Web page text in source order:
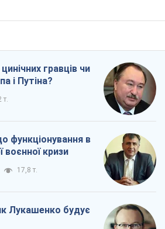
гравців чи
і Путіна?
т.
функціонування в
кризи
17,8 т.
Лукашенко будує